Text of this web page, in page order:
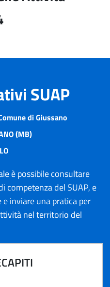
SUAP
di Giussano
(MB)
è possibile consultare
competenza del SUAP, e
inviare una pratica per
nel territorio del